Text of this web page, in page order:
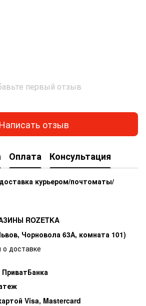
первый отзыв
Написать отзыв
Оплата Консультация
курьером/почтоматы/
ROZETKA
Чорновола 63А, комната 101)
доставке
Visa, Mastercard